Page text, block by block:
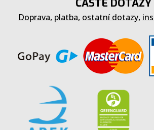
ČASTÉ DOTAZY
Doprava, platba, ostatní dotazy,